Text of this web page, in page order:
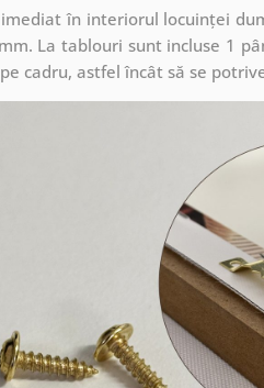
în interiorul locuinței
La tablouri sunt incluse 1
cadru, astfel încât să se